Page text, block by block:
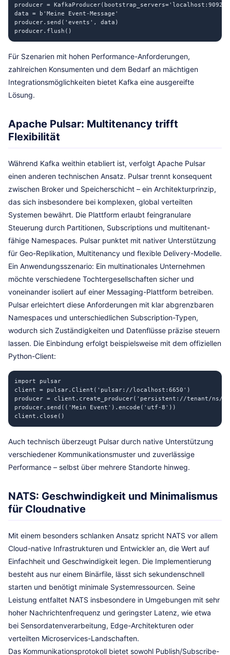
producer = KafkaProducer(bootstrap_servers='localhost:9092')
data = b'Meine Event-Message'
producer.send('events', data)
producer.flush()
Für Szenarien mit hohen Performance-Anforderungen,
zahlreichen Konsumenten und dem Bedarf an mächtigen
Integrationsmöglichkeiten bietet Kafka eine ausgereifte
Lösung.
Apache Pulsar: Multitenancy trifft
Flexibilität
Während Kafka weithin etabliert ist, verfolgt Apache Pulsar
einen anderen technischen Ansatz. Pulsar trennt konsequent
zwischen Broker und Speicherschicht – ein Architekturprinzip,
das sich insbesondere bei komplexen, global verteilten
Systemen bewährt. Die Plattform erlaubt feingranulare
Steuerung durch Partitionen, Subscriptions und multitenant-
fähige Namespaces. Pulsar punktet mit nativer Unterstützung
für Geo-Replikation, Multitenancy und flexible Delivery-Modelle.
Ein Anwendungsszenario: Ein multinationales Unternehmen
möchte verschiedene Tochtergesellschaften sicher und
voneinander isoliert auf einer Messaging-Plattform betreiben.
Pulsar erleichtert diese Anforderungen mit klar abgrenzbaren
Namespaces und unterschiedlichen Subscription-Typen,
wodurch sich Zuständigkeiten und Datenflüsse präzise steuern
lassen. Die Einbindung erfolgt beispielsweise mit dem offiziellen
Python-Client:
import pulsar
client = pulsar.Client('pulsar://localhost:6650')
producer = client.create_producer('persistent://tenant/ns/
producer.send(('Mein Event').encode('utf-8'))
client.close()
Auch technisch überzeugt Pulsar durch native Unterstützung
verschiedener Kommunikationsmuster und zuverlässige
Performance – selbst über mehrere Standorte hinweg.
NATS: Geschwindigkeit und Minimalismus
für Cloudnative
Mit einem besonders schlanken Ansatz spricht NATS vor allem
Cloud-native Infrastrukturen und Entwickler an, die Wert auf
Einfachheit und Geschwindigkeit legen. Die Implementierung
besteht aus nur einem Binärfile, lässt sich sekundenschnell
starten und benötigt minimale Systemressourcen. Seine
Leistung entfaltet NATS insbesondere in Umgebungen mit sehr
hoher Nachrichtenfrequenz und geringster Latenz, wie etwa
bei Sensordatenverarbeitung, Edge-Architekturen oder
verteilten Microservices-Landschaften.
Das Kommunikationsprotokoll bietet sowohl Publish/Subscribe-